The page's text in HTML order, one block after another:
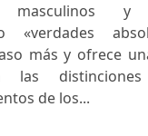
masculinos y
«verdades
más y ofrece
las
de los...